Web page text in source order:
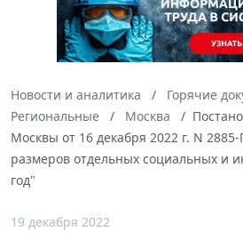
Новости и аналитика
Горячие
Региональные
Москва
Москвы от 16 декабря 2022 г. N
размеров отдельных социальных и
год"
19 декабря 2022